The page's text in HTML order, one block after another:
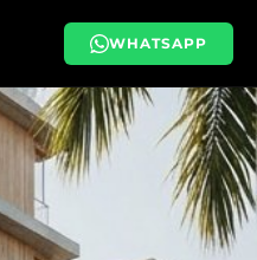
WHATSAPP